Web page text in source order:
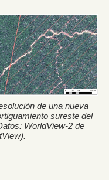
de una nueva
sureste del
WorldView-2 de